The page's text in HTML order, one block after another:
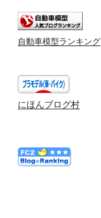
自動車模型ランキング
にほんブログ村